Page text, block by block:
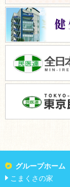
グループホーム
こまくさの家